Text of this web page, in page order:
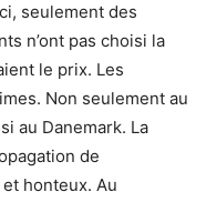
seulement des
n’ont pas choisi la
le prix. Les
Non seulement au
au Danemark. La
de
et honteux. Au